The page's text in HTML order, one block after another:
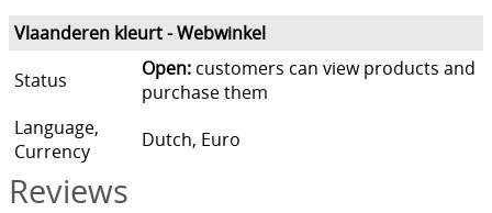
Vlaanderen kleurt - Webwinkel
Status
Open: customers can view products and
purchase them
Language,
Currency
Dutch, Euro
Reviews